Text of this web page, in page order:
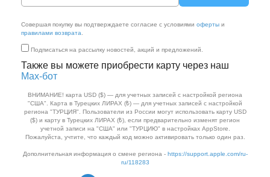
Совершая покупку вы подтверждаете согласие с условиями оферты и
правилами возврата.
Подписаться на рассылку новостей, акций и предложений.
Также вы можете приобрести карту через наш
Max‑бот
ВНИМАНИЕ! карта USD ($) — для учетных записей с настройкой региона
"США". Карта в Турецких ЛИРАХ (₺) — для учетных записей с настройкой
региона "ТУРЦИЯ". Пользователи из России могут использовать карту USD
($) и карту в Турецких ЛИРАХ (₺), если предварительно изменят регион
учетной записи на "США" или "ТУРЦИЮ" в настройках AppStore.
Пожалуйста, учтите, что каждый код можно активировать только один раз.
Дополнительная информация о смене региона - https://support.apple.com/ru-
ru/118283